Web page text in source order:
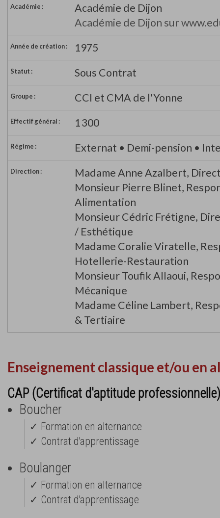
Académie :
Académie de Dijon
Académie de Dijon sur
Année de création : 1975
Statut : Sous Contrat
Groupe : CCI et CMA de l'Yonne
Effectif général : 1 300
Régime : Externat • Demi-pension •
Direction :
Madame Anne Azalbert,
Monsieur Pierre Blinet,
Alimentation
Monsieur Cédric Frétigne,
/ Esthétique
Madame Coralie Viratelle,
Hotellerie-Restauration
Monsieur Toufik Allaoui,
Mécanique
Madame Céline Lambert,
& Tertiaire
Enseignement classique et/ou en
CAP (Certificat d'aptitude professionnelle)
Boucher
✓ Formation en alternance
✓ Contrat d'apprentissage
Boulanger
✓ Formation en alternance
✓ Contrat d'apprentissage